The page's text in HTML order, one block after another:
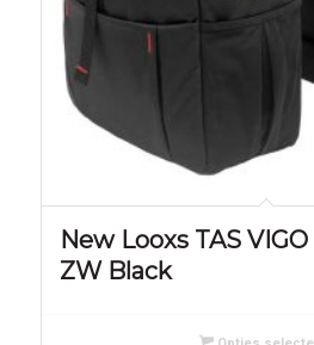
New Looxs TAS
ZW Black